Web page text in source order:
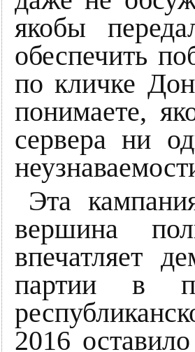
якобы
обеспечить
по кличке
понимаете,
сервера ни
Эта
вершина
впечатляет
партии в
2016